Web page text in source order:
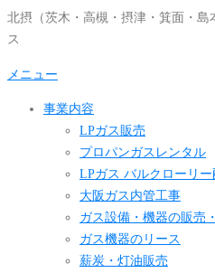
へ
ッ
北摂（茨木・高槻・摂津・箕面・
ス
メニュー
事業内容
LPガス販売
プロパンガスレンタル
LPガス バルクローリー
大阪ガス内管工事
ガス設備・機器の販売
ガス機器のリース
薪炭・灯油販売